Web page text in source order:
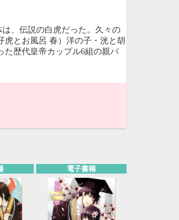
、伝説の白虎だった。久々の
とお風呂 春）洋の子・洸と胡
た歴代皇帝カップル6組の親バ
電子書籍